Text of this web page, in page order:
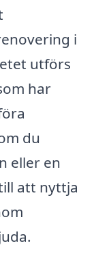
i
utförs
har
du
eller en
att nyttja